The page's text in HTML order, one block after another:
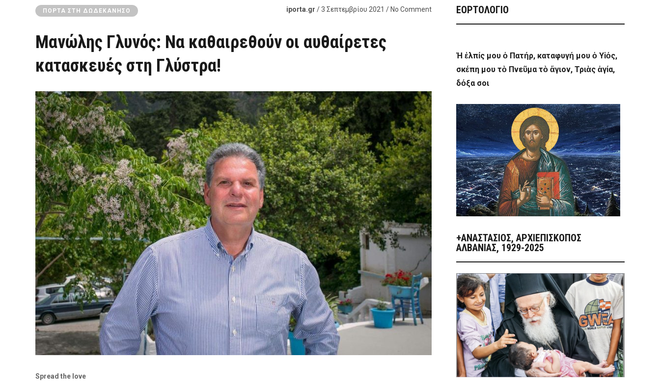
ΠΌΡΤΑ ΣΤΗ ΔΩΔΕΚΆΝΗΣΟ iporta.gr / 3 Σεπτεμβρίου 2021 / No Comment
Μανώλης Γλυνός: Να καθαιρεθούν οι αυθαίρετες
κατασκευές στη Γλύστρα!
Spread the love
ΕΟΡΤΟΛΟΓΙΟ
Ἡ ἐλπίς μου ὁ Πατήρ, καταφυγή μου ὁ Υἱός,
σκέπη μου τὸ Πνεῦμα τὸ ἅγιον, Τριὰς ἁγία,
δόξα σοι
+ΑΝΑΣΤΆΣΙΟΣ, ΑΡΧΙΕΠΊΣΚΟΠΟΣ
ΑΛΒΑΝΊΑΣ, 1929-2025